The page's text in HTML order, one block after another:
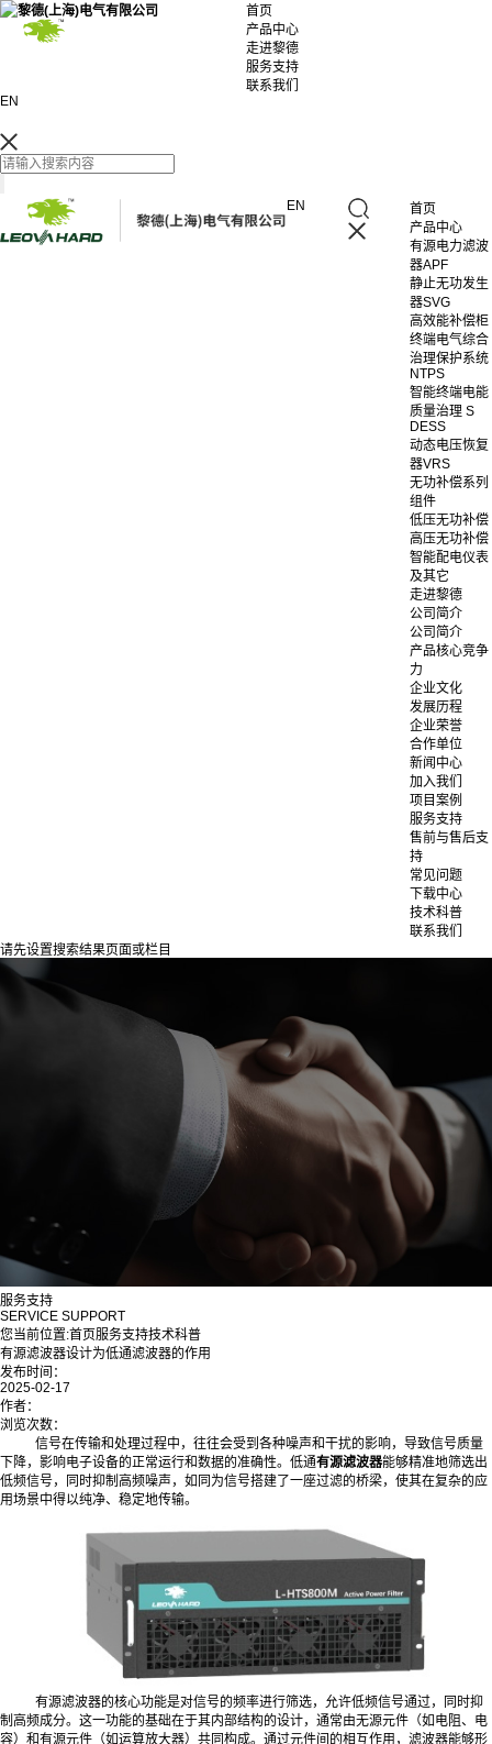
首页
产品中心
走进黎德
服务支持
联系我们
EN
EN
首页
产品中心
有源电力滤波
器APF
静止无功发生
器SVG
高效能补偿柜
终端电气综合
治理保护系统
NTPS
智能终端电能
质量治理 S
DESS
动态电压恢复
器VRS
无功补偿系列
组件
低压无功补偿
高压无功补偿
智能配电仪表
及其它
走进黎德
公司简介
公司简介
产品核心竞争
力
企业文化
发展历程
企业荣誉
合作单位
新闻中心
加入我们
项目案例
服务支持
售前与售后支
持
常见问题
下载中心
技术科普
联系我们
请先设置搜索结果页面或栏目
服务支持
SERVICE SUPPORT
您当前位置:首页服务支持技术科普
有源滤波器设计为低通滤波器的作用
发布时间：
2025-02-17
作者：
浏览次数：
信号在传输和处理过程中，往往会受到各种噪声和干扰的影响，导致信号质量
下降，影响电子设备的正常运行和数据的准确性。低通有源滤波器能够精准地筛选出
低频信号，同时抑制高频噪声，如同为信号搭建了一座过滤的桥梁，使其在复杂的应
用场景中得以纯净、稳定地传输。
有源滤波器的核心功能是对信号的频率进行筛选，允许低频信号通过，同时抑
制高频成分。这一功能的基础在于其内部结构的设计，通常由无源元件（如电阻、电
容）和有源元件（如运算放大器）共同构成。通过元件间的相互作用，滤波器能够形